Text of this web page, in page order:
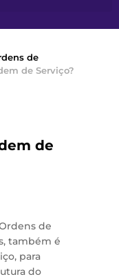
de
de Serviço?
de
de
também é
para
do